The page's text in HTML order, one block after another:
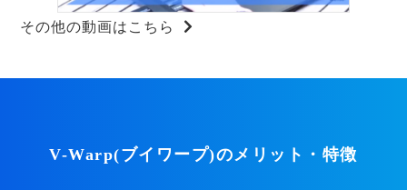
その他の動画はこちら
V-Warp(ブイワープ)のメリット・特徴